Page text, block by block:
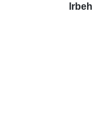
lrbeh